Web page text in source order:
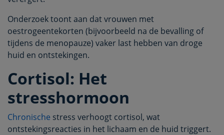
Onderzoek toont aan dat vrouwen met
oestrogeentekorten (bijvoorbeeld na de bevalling of
tijdens de menopauze) vaker last hebben van droge
huid en ontstekingen.
Cortisol: Het
stresshormoon
Chronische stress verhoogt cortisol, wat
ontstekingsreacties in het lichaam en de huid triggert.